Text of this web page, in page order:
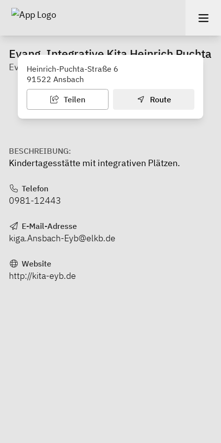
Evang. Integrative Kita Heinrich Puchta
Ev.-Luth. Kirchengemeinde St. Lambertus
Heinrich-Puchta-Straße 6
91522 Ansbach
Teilen Route
BESCHREIBUNG:
Kindertagesstätte mit integrativen Plätzen.
Telefon
0981-12443
E-Mail-Adresse
kiga.Ansbach-Eyb@elkb.de
Website
http://kita-eyb.de